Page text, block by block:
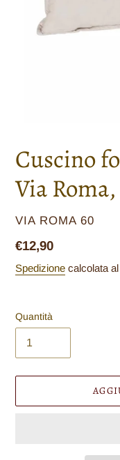
Cuscino
Via
VENDITORE
VIA ROMA 60
Prezzo
di
€12,90
Spedizione calcolata
Quantità